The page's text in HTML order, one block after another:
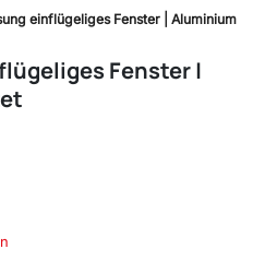
einflügeliges Fenster | Aluminium
Fenster |